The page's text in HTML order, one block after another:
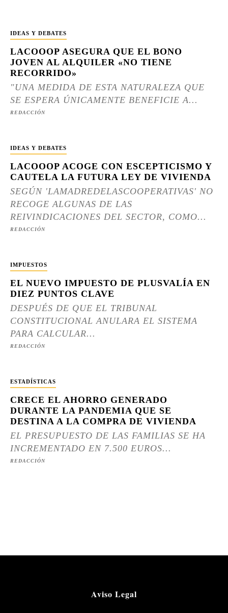
IDEAS Y DEBATES
LACOOOP ASEGURA QUE EL BONO
JOVEN AL ALQUILER «NO TIENE
RECORRIDO»
"UNA MEDIDA DE ESTA NATURALEZA QUE
SE ESPERA ÚNICAMENTE BENEFICIE A...
REDACCIÓN
IDEAS Y DEBATES
LACOOOP ACOGE CON ESCEPTICISMO Y
CAUTELA LA FUTURA LEY DE VIVIENDA
SEGÚN 'LAMADREDELASCOOPERATIVAS' NO
RECOGE ALGUNAS DE LAS
REIVINDICACIONES DEL SECTOR, COMO...
REDACCIÓN
IMPUESTOS
EL NUEVO IMPUESTO DE PLUSVALÍA EN
DIEZ PUNTOS CLAVE
DESPUÉS DE QUE EL TRIBUNAL
CONSTITUCIONAL ANULARA EL SISTEMA
PARA CALCULAR...
REDACCIÓN
ESTADÍSTICAS
CRECE EL AHORRO GENERADO
DURANTE LA PANDEMIA QUE SE
DESTINA A LA COMPRA DE VIVIENDA
EL PRESUPUESTO DE LAS FAMILIAS SE HA
INCREMENTADO EN 7.500 EUROS...
REDACCIÓN
Aviso Legal